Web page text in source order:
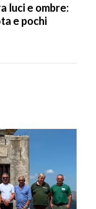
luci e ombre:
e pochi